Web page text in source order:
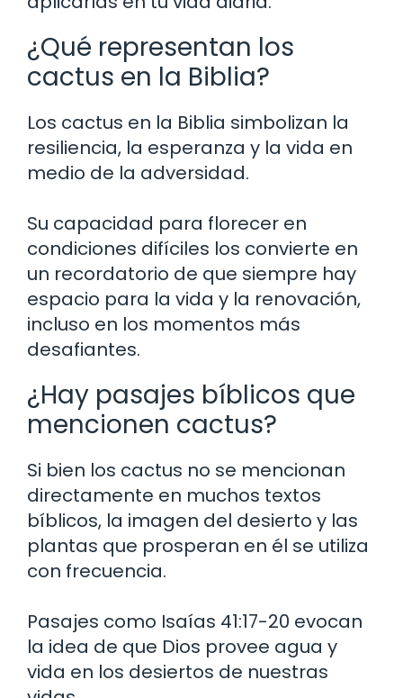
¿Qué representan los
cactus en la Biblia?
Los cactus en la Biblia simbolizan la
resiliencia, la esperanza y la vida en
medio de la adversidad.
Su capacidad para florecer en
condiciones difíciles los convierte en
un recordatorio de que siempre hay
espacio para la vida y la renovación,
incluso en los momentos más
desafiantes.
¿Hay pasajes bíblicos que
mencionen cactus?
Si bien los cactus no se mencionan
directamente en muchos textos
bíblicos, la imagen del desierto y las
plantas que prosperan en él se utiliza
con frecuencia.
Pasajes como Isaías 41:17-20 evocan
la idea de que Dios provee agua y
vida en los desiertos de nuestras